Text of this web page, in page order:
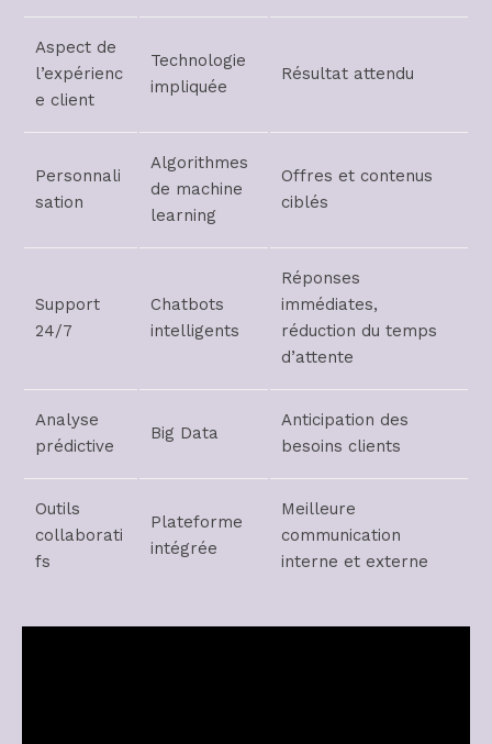
Aspect de
l’expérienc
e client
Technologie
impliquée
Résultat attendu
Personnali
sation
Algorithmes
de machine
learning
Offres et contenus
ciblés
Support
24/7
Chatbots
intelligents
Réponses
immédiates,
réduction du temps
d’attente
Analyse
prédictive
Big Data
Anticipation des
besoins clients
Outils
collaborati
fs
Plateforme
intégrée
Meilleure
communication
interne et externe